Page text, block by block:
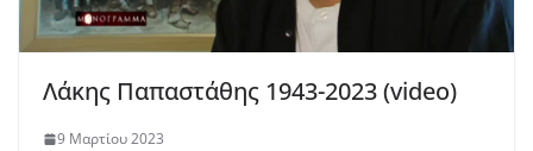
Λάκης Παπαστάθης 1943-2023 (video)
9 Μαρτίου 2023